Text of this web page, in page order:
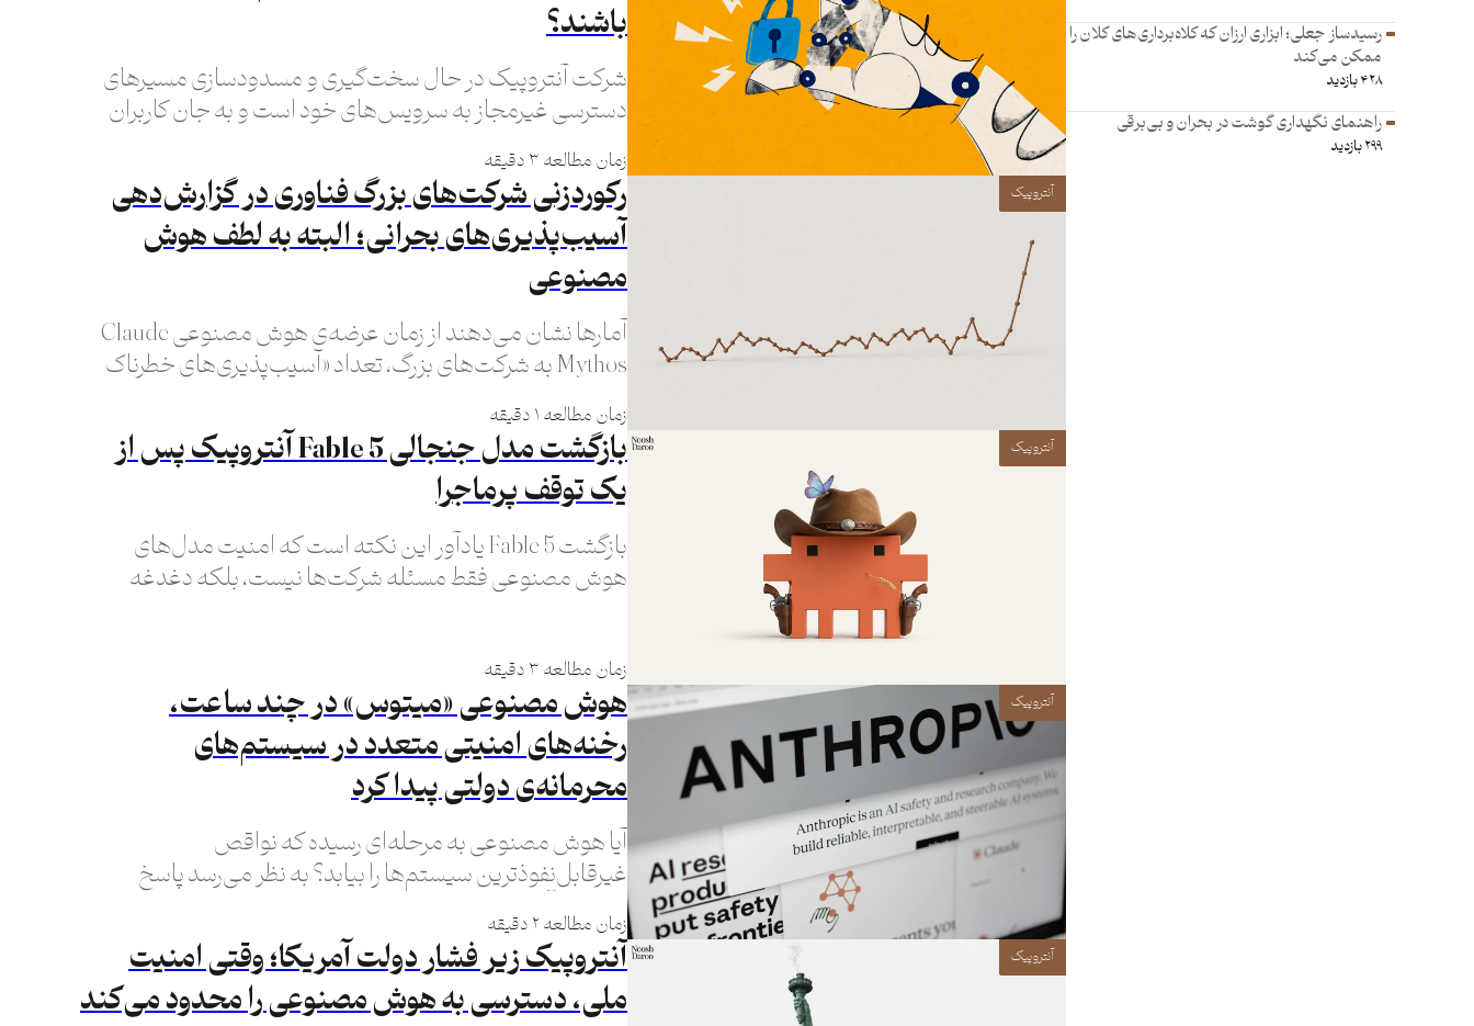
رسیدساز جعلی؛ ابزاری ارزان که کلاه‌برداری‌های کلان را
ممکن می‌کند
۴۲۸ بازدید
راهنمای نگهداری گوشت در بحران و بی‌برقی
۲۹۹ بازدید
باشند؟
شرکت آنتروپیک در حال سخت‌گیری و مسدودسازی مسیرهای
دسترسی غیرمجاز به سرویس‌های خود است و به جان کاربران
غیرمجاز چینی (و شاید ایرانی!) افتاده…
زمان مطالعه ۳ دقیقه
آنتروپیک
رکوردزنی شرکت‌های بزرگ فناوری در گزارش‌دهی
آسیب‌پذیری‌های بحرانی؛ البته به لطف هوش
مصنوعی
آمارها نشان می‌دهند از زمان عرضه‌ی هوش مصنوعی Claude
Mythos به شرکت‌های بزرگ، تعداد «آسیب‌پذیری‌های خطرناک
گزارش‌شده» در حال افزایش چشمگیر است.
زمان مطالعه ۱ دقیقه
آنتروپیک
بازگشت مدل جنجالی Fable 5 آنتروپیک پس از
یک توقف پرماجرا
بازگشت Fable 5 یادآور این نکته است که امنیت مدل‌های
هوش مصنوعی فقط مسئله شرکت‌ها نیست، بلکه دغدغه
زمان مطالعه ۳ دقیقه
آنتروپیک
هوش مصنوعی «میتوس» در چند ساعت،
رخنه‌های امنیتی متعدد در سیستم‌های
محرمانه‌ی دولتی پیدا کرد
آیا هوش مصنوعی به مرحله‌ای رسیده که نواقص
غیرقابل‌نفوذترین سیستم‌ها را بیابد؟ به نظر می‌رسد پاسخ
مقامات آمریکایی به این سوال، یک «بله» نگران‌کننده باشد.
زمان مطالعه ۲ دقیقه
آنتروپیک
آنتروپیک زیر فشار دولت آمریکا؛ وقتی امنیت
ملی، دسترسی به هوش مصنوعی را محدود می‌کند